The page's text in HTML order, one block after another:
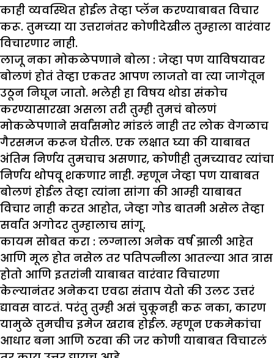
काही व्यवस्थित होईल तेव्हा प्लॅन करण्याबाबत विचार
करू. तुमच्या या उत्तरानंतर कोणीदेखील तुम्हाला वारंवार
विचारणार नाही.
लाजू नका मोकळेपणाने बोला : जेव्हा पण याविषयावर
बोलणं होतं तेव्हा एकतर आपण लाजतो वा त्या जागेतून
उठून निघून जातो. भलेही हा विषय थोडा संकोच
करण्यासारखा असला तरी तुम्ही तुमचं बोलणं
मोकळेपणाने सर्वांसमोर मांडलं नाही तर लोक वेगळाच
गैरसमज करून घेतील. एक लक्षात घ्या की याबाबत
अंतिम निर्णय तुमचाच असणार, कोणीही तुमच्यावर त्यांचा
निर्णय थोपवू शकणार नाही. म्हणून जेव्हा पण याबाबत
बोलणं होईल तेव्हा त्यांना सांगा की आम्ही याबाबत
विचार नाही करत आहोत, जेव्हा गोड बातमी असेल तेव्हा
सर्वात अगोदर तुम्हालाच सांगू.
कायम सोबत करा : लग्नाला अनेक वर्ष झाली आहेत
आणि मूल होत नसेल तर पतिपत्नीला आतल्या आत त्रास
होतो आणि इतरांनी याबाबत वारंवार विचारणा
केल्यानंतर अनेकदा एवढा संताप येतो की उलट उत्तरं
द्यावस वाटतं. परंतु तुम्ही असं चुकूनही करू नका, कारण
यामुळे तुमचीच इमेज खराब होईल. म्हणून एकमेकांचा
आधार बना आणि ठरवा की जर कोणी याबाबत विचारलं